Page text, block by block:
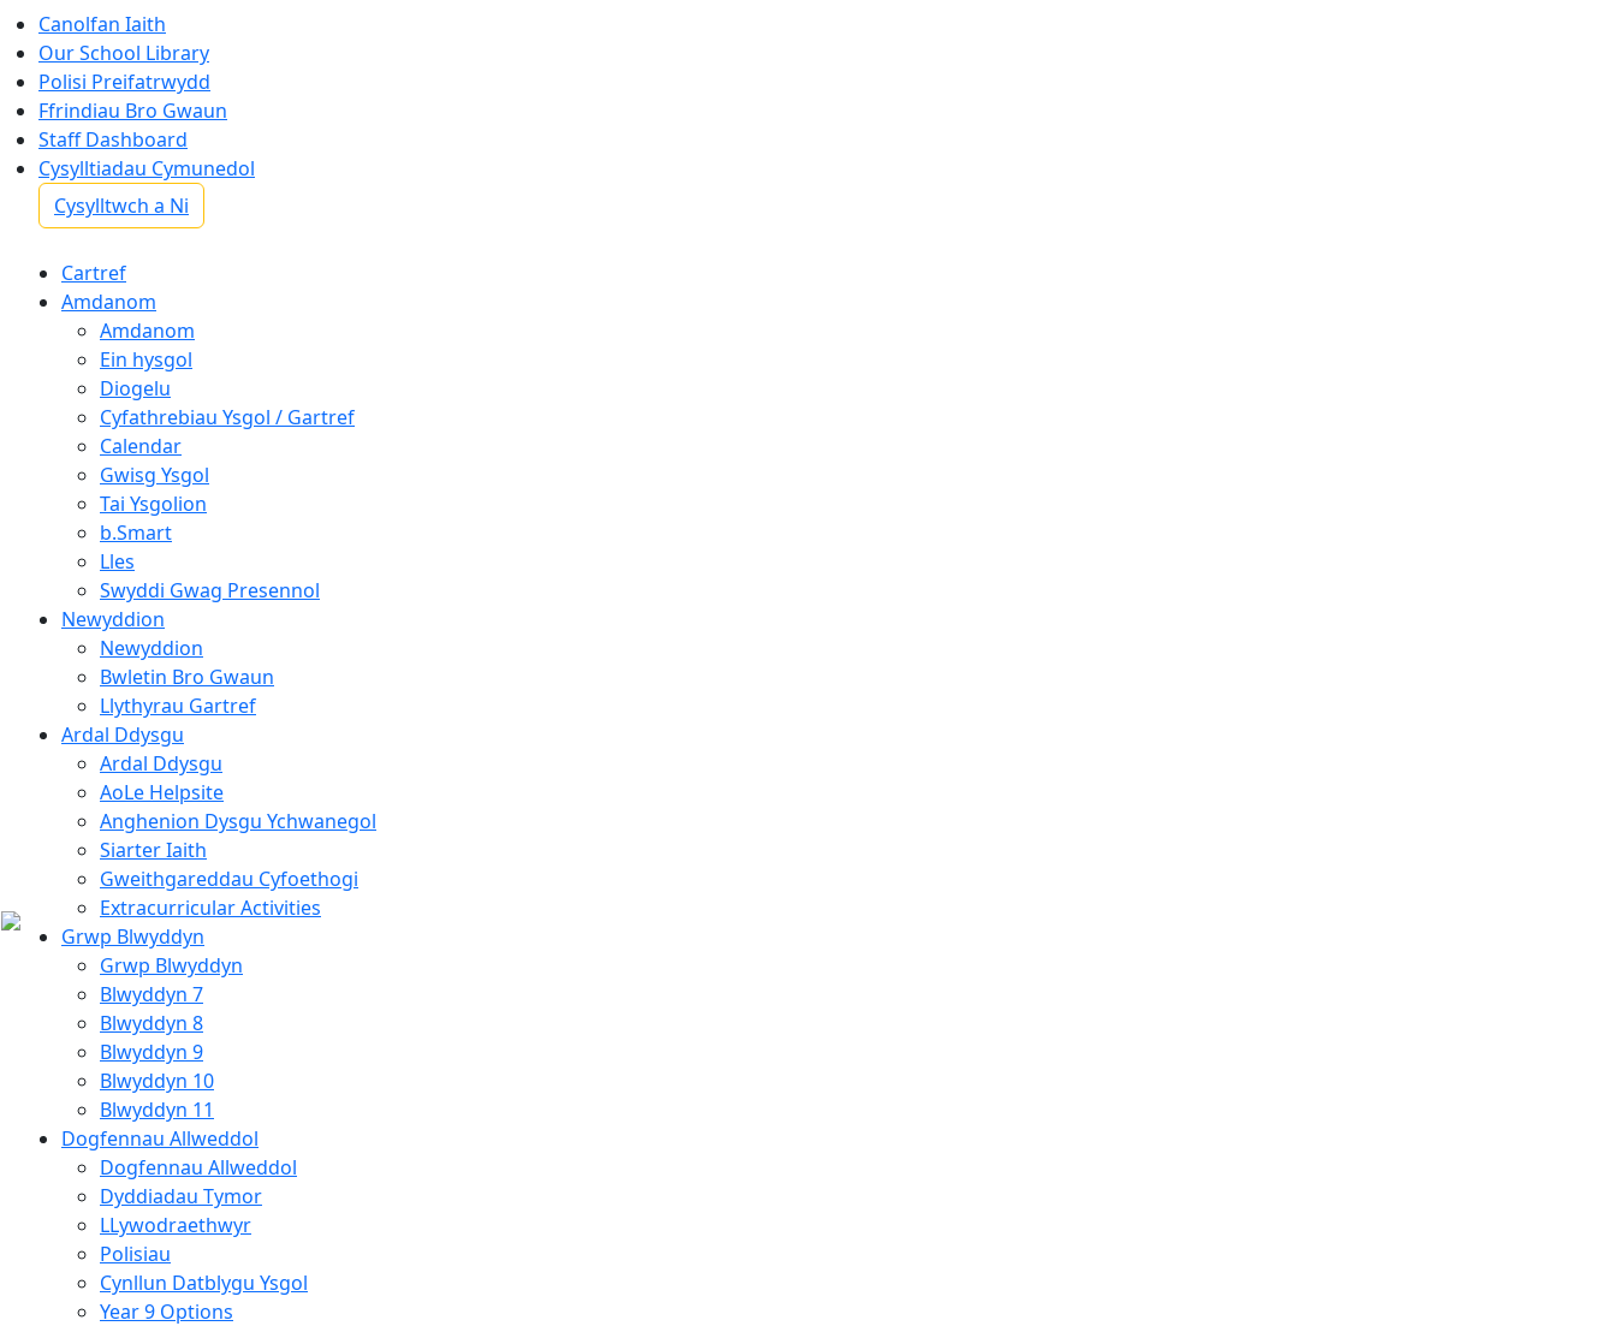
Canolfan Iaith
Our School Library
Polisi Preifatrwydd
Ffrindiau Bro Gwaun
Staff Dashboard
Cysylltiadau Cymunedol
Cysylltwch a Ni
Cartref
Amdanom
Amdanom
Ein hysgol
Diogelu
Cyfathrebiau Ysgol / Gartref
Calendar
Gwisg Ysgol
Tai Ysgolion
b.Smart
Lles
Swyddi Gwag Presennol
Newyddion
Newyddion
Bwletin Bro Gwaun
Llythyrau Gartref
Ardal Ddysgu
Ardal Ddysgu
AoLe Helpsite
Anghenion Dysgu Ychwanegol
Siarter Iaith
Gweithgareddau Cyfoethogi
Extracurricular Activities
Grwp Blwyddyn
Grwp Blwyddyn
Blwyddyn 7
Blwyddyn 8
Blwyddyn 9
Blwyddyn 10
Blwyddyn 11
Dogfennau Allweddol
Dogfennau Allweddol
Dyddiadau Tymor
LLywodraethwyr
Polisiau
Cynllun Datblygu Ysgol
Year 9 Options